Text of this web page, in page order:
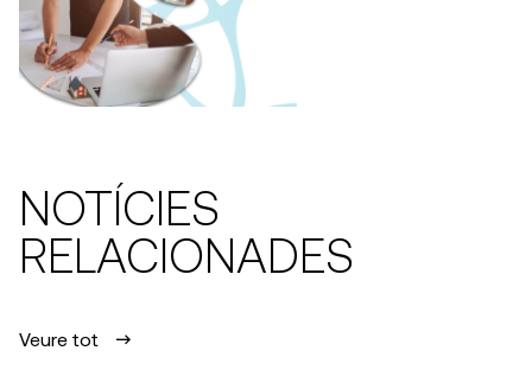
NOTÍCIES
RELACIONADES
Veure tot